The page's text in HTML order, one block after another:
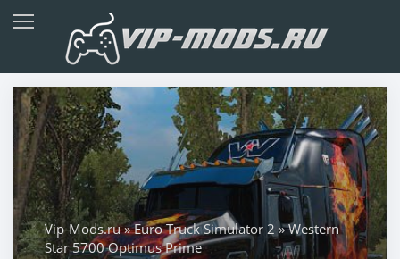
Vip-Mods.ru»Euro Truck Simulator 2 » Western
Star 5700 Optimus Prime